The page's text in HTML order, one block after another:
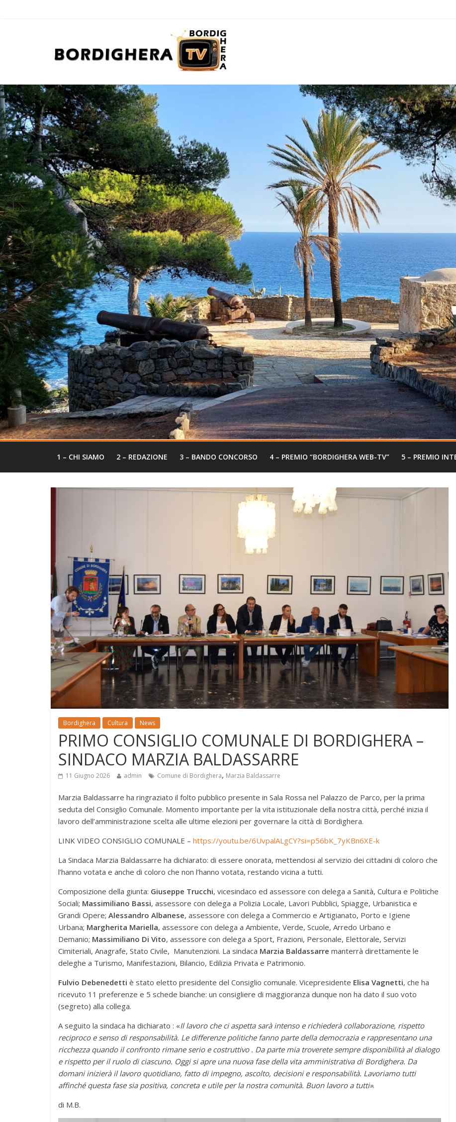
1 – CHI SIAMO 2 – REDAZIONE 3 – BANDO CONCORSO 4 – PREMIO “BORDIGHERA WEB-TV” 5 – PREMIO
Bordighera Cultura News
PRIMO CONSIGLIO COMUNALE DI BORDIGHERA –
SINDACO MARZIA BALDASSARRE
11 Giugno 2026 admin Comune di Bordighera, Marzia Baldassarre
Marzia Baldassarre ha ringraziato il folto pubblico presente in Sala Rossa nel Palazzo de Parco, per la prima
seduta del Consiglio Comunale. Momento importante per la vita istituzionale della nostra città, perché inizia il
lavoro dell’amministrazione scelta alle ultime elezioni per governare la città di Bordighera.
LINK VIDEO CONSIGLIO COMUNALE – https://youtu.be/6UvpalALgCY?si=p56bK_7yKBn6XE-k
La Sindaca Marzia Baldassarre ha dichiarato: di essere onorata, mettendosi al servizio dei cittadini di coloro che
l’hanno votata e anche di coloro che non l’hanno votata, restando vicina a tutti.
Composizione della giunta: Giuseppe Trucchi, vicesindaco ed assessore con delega a Sanità, Cultura e Politiche
Sociali; Massimiliano Bassi, assessore con delega a Polizia Locale, Lavori Pubblici, Spiagge, Urbanistica e
Grandi Opere; Alessandro Albanese, assessore con delega a Commercio e Artigianato, Porto e Igiene
Urbana; Margherita Mariella, assessore con delega a Ambiente, Verde, Scuole, Arredo Urbano e
Demanio; Massimiliano Di Vito, assessore con delega a Sport, Frazioni, Personale, Elettorale, Servizi
Cimiteriali, Anagrafe, Stato Civile, Manutenzioni. La sindaca Marzia Baldassarre manterrà direttamente le
deleghe a Turismo, Manifestazioni, Bilancio, Edilizia Privata e Patrimonio.
Fulvio Debenedetti è stato eletto presidente del Consiglio comunale. Vicepresidente Elisa Vagnetti, che ha
ricevuto 11 preferenze e 5 schede bianche: un consigliere di maggioranza dunque non ha dato il suo voto
(segreto) alla collega.
A seguito la sindaca ha dichiarato : «Il lavoro che ci aspetta sarà intenso e richiederà collaborazione, rispetto
reciproco e senso di responsabilità. Le differenze politiche fanno parte della democrazia e rappresentano una
ricchezza quando il confronto rimane serio e costruttivo . Da parte mia troverete sempre disponibilità al dialogo
e rispetto per il ruolo di ciascuno. Oggi si apre una nuova fase della vita amministrativa di Bordighera. Da
domani inizierà il lavoro quotidiano, fatto di impegno, ascolto, decisioni e responsabilità. Lavoriamo tutti
affinché questa fase sia positiva, concreta e utile per la nostra comunità. Buon lavoro a tutti».
di M.B.